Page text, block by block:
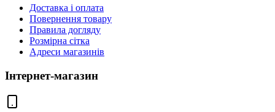
Доставка і оплата
Повернення товару
Правила догляду
Розмірна сітка
Адреси магазинів
Інтернет-магазин